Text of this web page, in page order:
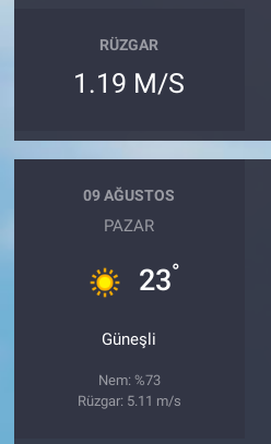
RÜZGAR
1.19 M/S
09 AĞUSTOS
PAZAR
23°
Güneşli
Nem: %73
Rüzgar: 5.11 m/s